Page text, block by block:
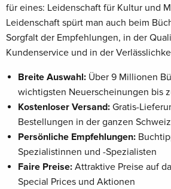
für eines: Leidenschaft für Kultur und
Leidenschaft spürt man auch beim
Sorgfalt der Empfehlungen, in der
Kundenservice und in der
Breite Auswahl: Über 9 Millionen
wichtigsten Neuerscheinungen bis
Kostenloser Versand: Gratis-
Bestellungen in der ganzen Schweiz
Persönliche Empfehlungen:
Spezialistinnen und -Spezialisten
Faire Preise: Attraktive Preise auf
Special Prices und Aktionen